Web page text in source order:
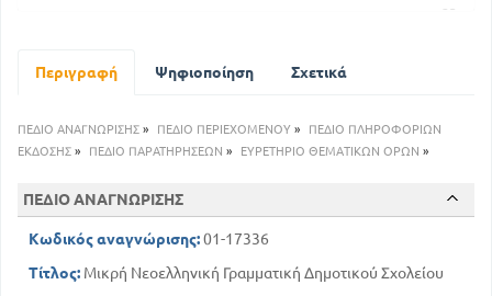
23
ΟΙ ΛΕΞΕΙΣ
ΠΑΡΑΓΩΓΙΚΟ
Σύνθεση
Η ΣΗΜΑΣΙΑ ΤΩΝ ΛΕΞΕΩΝ
Περιγραφή Ψηφιοποίηση Σχετικά
ΠΕΔΙΟ ΑΝΑΓΝΩΡΙΣΗΣ » ΠΕΔΙΟ ΠΕΡΙΕΧΟΜΕΝΟΥ »
ΠΕΔΙΟ ΠΛΗΡΟΦΟΡΙΩΝ
ΕΚΔΟΣΗΣ » ΠΕΔΙΟ ΠΑΡΑΤΗΡΗΣΕΩΝ » ΕΥΡΕΤΗΡΙΟ ΘΕΜΑΤΙΚΩΝ ΟΡΩΝ »
ΠΕΔΙΟ ΑΝΑΓΝΩΡΙΣΗΣ
Κωδικός αναγνώρισης:01-17336
Τίτλος: Μικρή Νεοελληνική Γραμματική Δημοτικού Σχολείου